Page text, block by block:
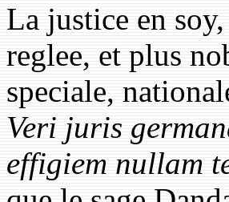
La justice en
reglee, et plus
speciale,
Veri juris
effigiem nullam